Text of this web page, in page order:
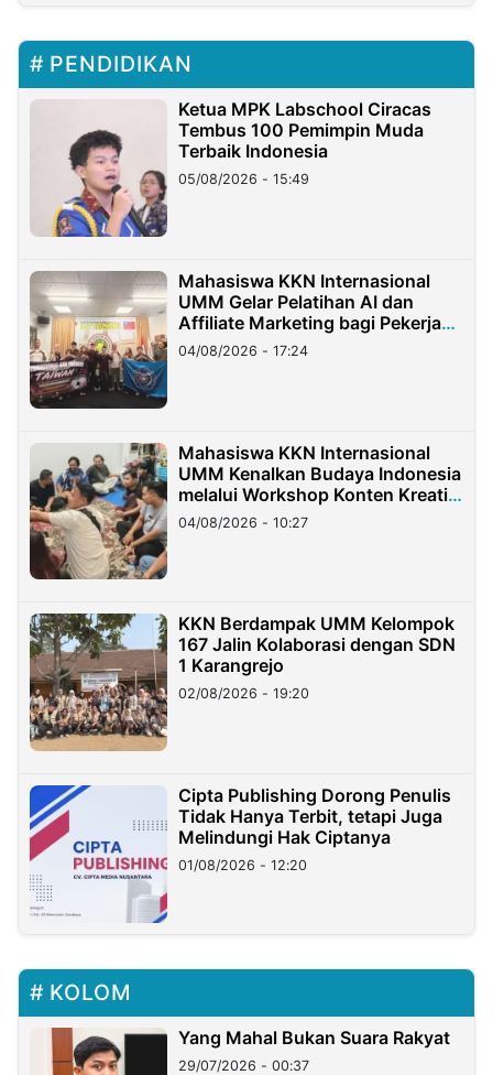
PENDIDIKAN
Ketua MPK Labschool Ciracas
Tembus 100 Pemimpin Muda
Terbaik Indonesia
05/08/2026 - 15:49
Mahasiswa KKN Internasional
UMM Gelar Pelatihan AI dan
Affiliate Marketing bagi Pekerja
Migran Indonesia di Taiwan
04/08/2026 - 17:24
Mahasiswa KKN Internasional
UMM Kenalkan Budaya Indonesia
melalui Workshop Konten Kreatif
di Taiwan
04/08/2026 - 10:27
KKN Berdampak UMM Kelompok
167 Jalin Kolaborasi dengan SDN
1 Karangrejo
02/08/2026 - 19:20
Cipta Publishing Dorong Penulis
Tidak Hanya Terbit, tetapi Juga
Melindungi Hak Ciptanya
01/08/2026 - 12:20
KOLOM
Yang Mahal Bukan Suara Rakyat
29/07/2026 - 00:37